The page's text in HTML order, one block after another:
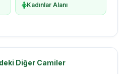
Kadınlar Alanı
Diğer Camiler